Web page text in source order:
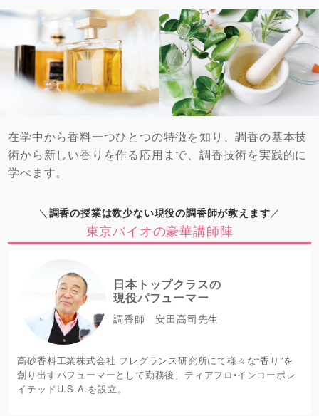
在学中から香料一つひとつの特徴を知り、調香の基本技
術から新しい香りを作る応用まで、調香技術を実践的に
学べます。
＼ 調香の授業は数少ない現役の調香師が教えます／
東京バイオの豪華講師陣
日本トップクラスの
現役パフューマー
調香師 安田高司先生
高砂香料工業株式会社 フレグランス研究所にて様々な“香り”を
創り出すパフューマーとして勤務後、ティアフロ•インコーポレ
イテッドU.S.A.を設立。